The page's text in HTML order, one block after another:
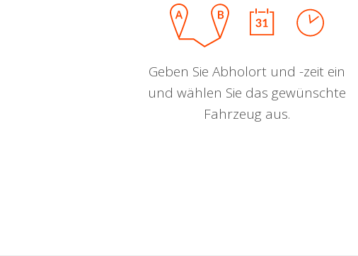
Geben Sie Abholort und -zeit ein
und wählen Sie das gewünschte
Fahrzeug aus.